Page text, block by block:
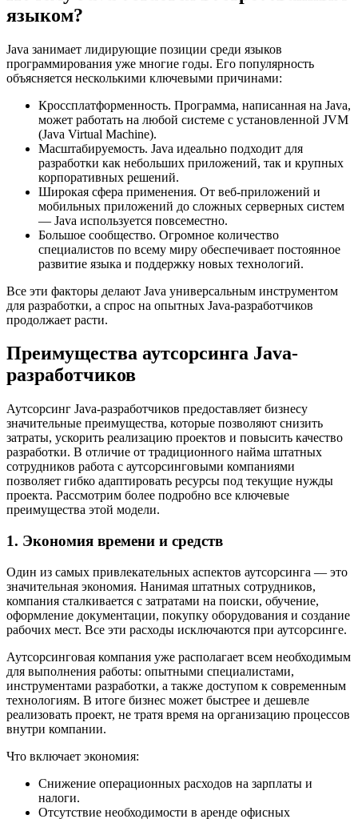
языком?
Java занимает лидирующие позиции среди языков
программирования уже многие годы. Его популярность
объясняется несколькими ключевыми причинами:
Кроссплатформенность. Программа, написанная на Java,
может работать на любой системе с установленной JVM
(Java Virtual Machine).
Масштабируемость. Java идеально подходит для
разработки как небольших приложений, так и крупных
корпоративных решений.
Широкая сфера применения. От веб-приложений и
мобильных приложений до сложных серверных систем
— Java используется повсеместно.
Большое сообщество. Огромное количество
специалистов по всему миру обеспечивает постоянное
развитие языка и поддержку новых технологий.
Все эти факторы делают Java универсальным инструментом
для разработки, а спрос на опытных Java-разработчиков
продолжает расти.
Преимущества аутсорсинга Java-
разработчиков
Аутсорсинг Java-разработчиков предоставляет бизнесу
значительные преимущества, которые позволяют снизить
затраты, ускорить реализацию проектов и повысить качество
разработки. В отличие от традиционного найма штатных
сотрудников работа с аутсорсинговыми компаниями
позволяет гибко адаптировать ресурсы под текущие нужды
проекта. Рассмотрим более подробно все ключевые
преимущества этой модели.
1. Экономия времени и средств
Один из самых привлекательных аспектов аутсорсинга — это
значительная экономия. Нанимая штатных сотрудников,
компания сталкивается с затратами на поиски, обучение,
оформление документации, покупку оборудования и создание
рабочих мест. Все эти расходы исключаются при аутсорсинге.
Аутсорсинговая компания уже располагает всем необходимым
для выполнения работы: опытными специалистами,
инструментами разработки, а также доступом к современным
технологиям. В итоге бизнес может быстрее и дешевле
реализовать проект, не тратя время на организацию процессов
внутри компании.
Что включает экономия:
Снижение операционных расходов на зарплаты и
налоги.
Отсутствие необходимости в аренде офисных